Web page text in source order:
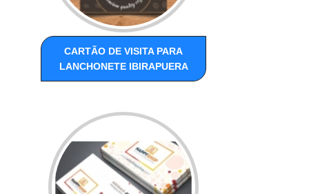
CARTÃO DE VISITA PARA
LANCHONETE IBIRAPUERA